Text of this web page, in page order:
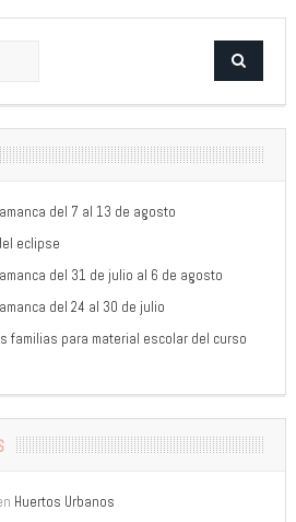
del 7 al 13 de agosto
eclipse
del 31 de julio al 6 de agosto
del 24 al 30 de julio
familias para material escolar del curso
Huertos Urbanos